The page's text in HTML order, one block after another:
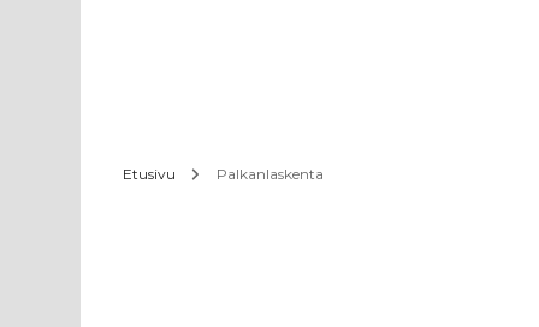
Etusivu Palkanlaskenta